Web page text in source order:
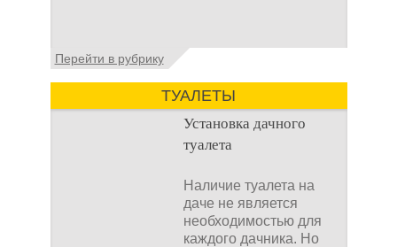
Установка септика Тверь - важнейший
аспект утилизации сточных вод в частных
домах и на загородных
Перейти в рубрику
ТУАЛЕТЫ
Установка дачного
туалета
Наличие туалета на
даче не является
необходимостью для
каждого дачника. Но